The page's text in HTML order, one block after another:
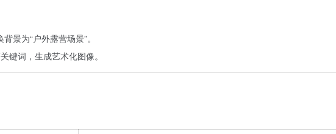
景为“户外露营场景”。
键词，生成艺术化图像。